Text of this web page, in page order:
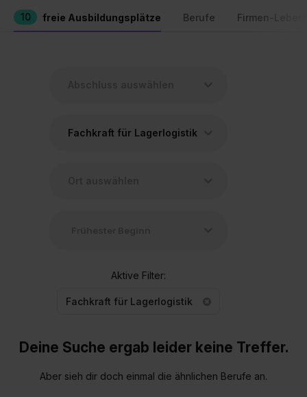
10 freie Ausbildungsplätze Berufe Firmen-
Fachkraft für Lagerlogistik
Aktive Filter:
Fachkraft für Lagerlogistik
Deine Suche ergab leider keine Treffer.
Aber sieh dir doch einmal die ähnlichen Berufe an.